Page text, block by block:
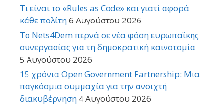
Τι είναι το «Rules as Code» και γιατί αφορά
κάθε πολίτη6 Αυγούστου 2026
Το Nets4Dem περνά σε νέα φάση ευρωπαϊκής
συνεργασίας για τη δημοκρατική καινοτομία
5 Αυγούστου 2026
15 χρόνια Open Government Partnership: Μια
παγκόσμια συμμαχία για την ανοιχτή
διακυβέρνηση 4 Αυγούστου 2026